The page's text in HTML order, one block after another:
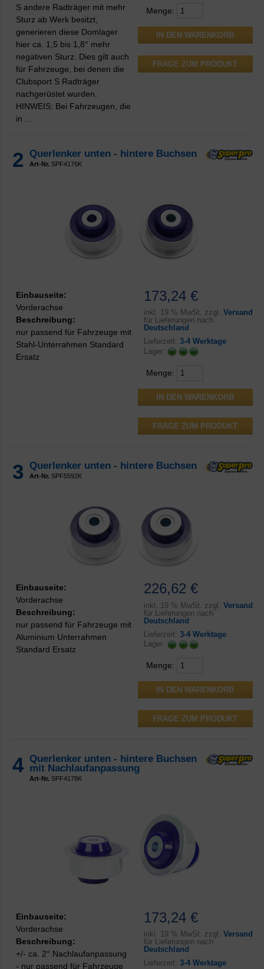
Menge:
FRAGE ZUM PRODUKT
S andere Radträger mit mehr
Sturz ab Werk besitzt,
generieren diese Domlager
hier ca. 1,5 bis 1,8° mehr
negativen Sturz. Dies gilt auch
für Fahrzeuge, bei denen die
Clubsport S Radträger
nachgerüstet wurden.
HINWEIS: Bei Fahrzeugen, die
in ...
2 Querlenker unten - hintere Buchsen
Art-Nr. SPF4176K
173,24 €
inkl. 19 % MwSt. zzgl. Versand
für Lieferungen nach
Deutschland
Lieferzeit: 3-4 Werktage
Lager:
Menge:
FRAGE ZUM PRODUKT
Einbauseite:
Vorderachse
Beschreibung:
nur passend für Fahrzeuge mit
Stahl-Unterrahmen Standard
Ersatz
3 Querlenker unten - hintere Buchsen
Art-Nr. SPF5592K
226,62 €
inkl. 19 % MwSt. zzgl. Versand
für Lieferungen nach
Deutschland
Lieferzeit: 3-4 Werktage
Lager:
Menge:
FRAGE ZUM PRODUKT
Einbauseite:
Vorderachse
Beschreibung:
nur passend für Fahrzeuge mit
Aluminium Unterrahmen
Standard Ersatz
4 Querlenker unten - hintere Buchsen
mit Nachlaufanpassung
Art-Nr. SPF4178K
173,24 €
inkl. 19 % MwSt. zzgl. Versand
für Lieferungen nach
Deutschland
Lieferzeit: 3-4 Werktage
Einbauseite:
Vorderachse
Beschreibung:
+/- ca. 2° Nachlaufanpassung
- nur passend für Fahrzeuge